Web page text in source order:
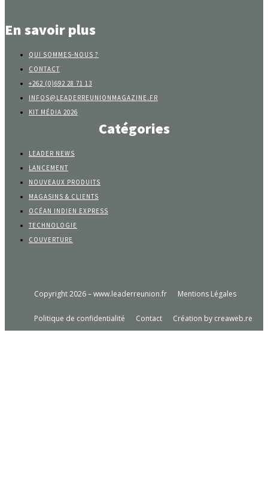
En savoir plus
QUI SOMMES-NOUS ?
CONTACT
+262 (0)692 28 71 13
INFOS@LEADERREUNIONMAGAZINE.FR
KIT MÉDIA 2026
Catégories
LEADER NEWS
LANCEMENT
NOUVEAUX PRODUITS
MAGASINS & CLIENTS
OCÉAN INDIEN EXPRESS
TECHNOLOGIE
COUVERTURE
Copyright 2026 – www.leaderreunion.fr Mentions Légales
Politique de confidentialité Contact Création by creaweb.re